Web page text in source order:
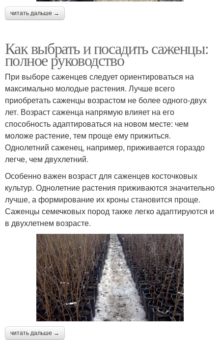
читать дальше →
Как выбрать и посадить саженцы:
полное руководство
При выборе саженцев следует ориентироваться на
максимально молодые растения. Лучше всего
приобретать саженцы возрастом не более одного-двух
лет. Возраст саженца напрямую влияет на его
способность адаптироваться на новом месте: чем
моложе растение, тем проще ему прижиться.
Однолетний саженец, например, приживается гораздо
легче, чем двухлетний.
Особенно важен возраст для саженцев косточковых
культур. Однолетние растения приживаются значительно
лучше, а формирование их кроны становится проще.
Саженцы семечковых пород также легко адаптируются и
в двухлетнем возрасте.
читать дальше →